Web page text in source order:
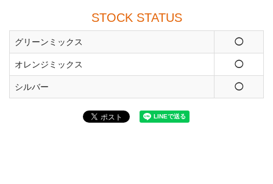
STOCK STATUS
グリーンミックス ◯
オレンジミックス ◯
シルバー ◯